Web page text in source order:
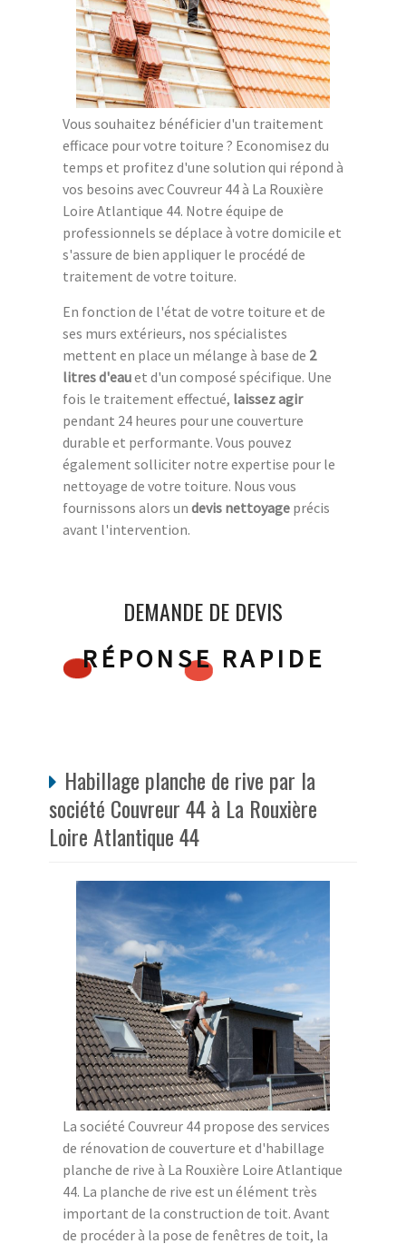
Vous souhaitez bénéficier d'un traitement
efficace pour votre toiture ? Economisez du
temps et profitez d'une solution qui répond à
vos besoins avec Couvreur 44 à La Rouxière
Loire Atlantique 44. Notre équipe de
professionnels se déplace à votre domicile et
s'assure de bien appliquer le procédé de
traitement de votre toiture.
En fonction de l'état de votre toiture et de
ses murs extérieurs, nos spécialistes
mettent en place un mélange à base de 2
litres d'eauet d'un composé spécifique. Une
fois le traitement effectué, laissez agir
pendant 24 heures pour une couverture
durable et performante. Vous pouvez
également solliciter notre expertise pour le
nettoyage de votre toiture. Nous vous
fournissons alors un devis nettoyage précis
avant l'intervention.
DEMANDE DE DEVIS
RÉPONSE RAPIDE
Habillage planche de rive par la
société Couvreur 44 à La Rouxière
Loire Atlantique 44
La société Couvreur 44 propose des services
de rénovation de couverture et d'habillage
planche de rive à La Rouxière Loire Atlantique
44. La planche de rive est un élément très
important de la construction de toit. Avant
de procéder à la pose de fenêtres de toit, la